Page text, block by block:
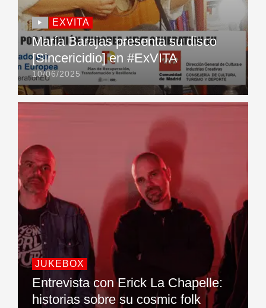
EXVITA
María Barajas presenta su disco
[Sincericidio] en #ExVITA
10/06/2025
JUKEBOX
Entrevista con Erick La Chapelle:
historias sobre su cosmic folk